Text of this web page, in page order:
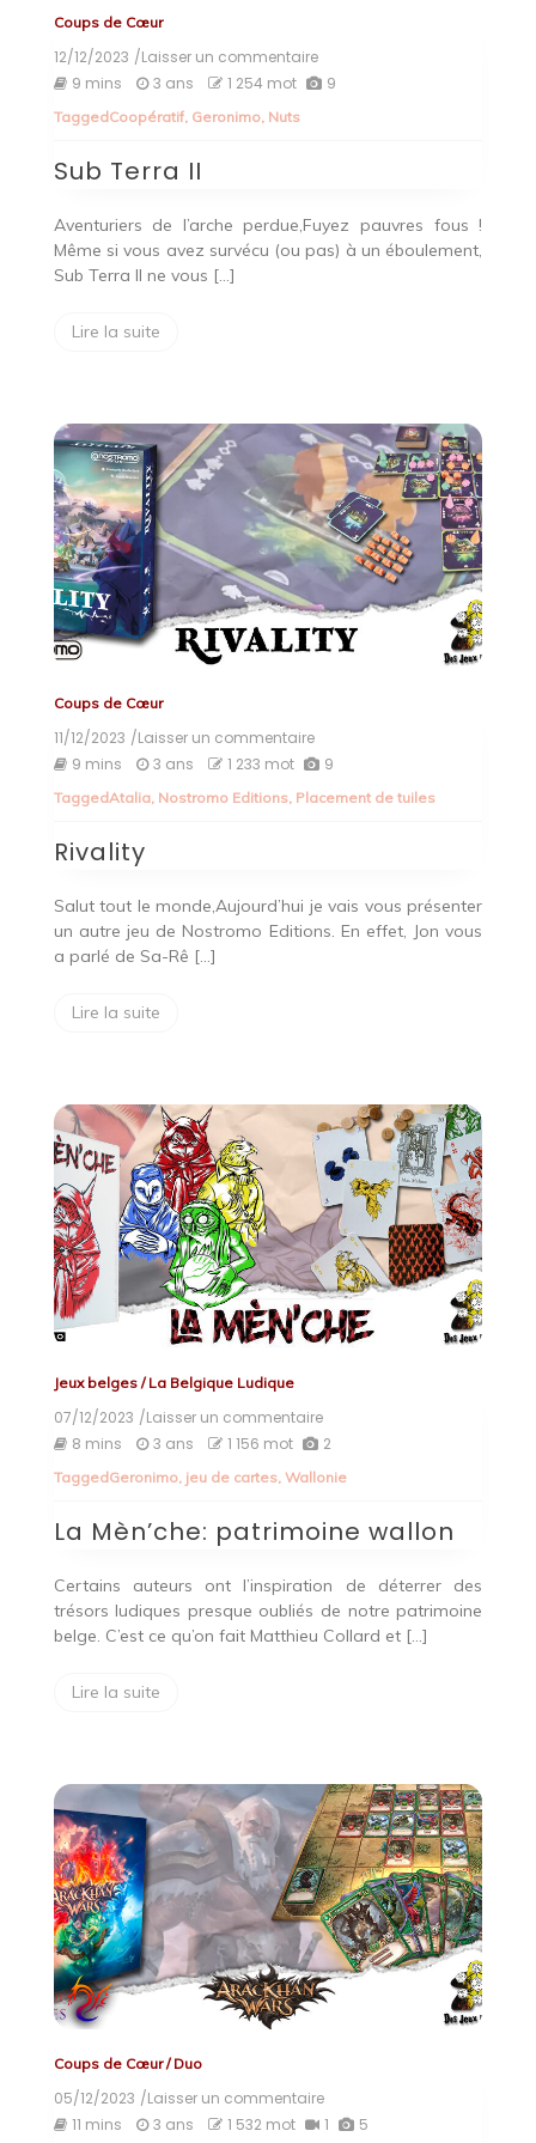
Coups de Cœur
12/12/2023 /Laisser un commentaireon
Sub
9 mins 3 ans 1 254 mot 9
TaggedCoopératif, Geronimo, Nuts
Sub Terra II
Aventuriers de l’arche perdue,Fuyez pauvres fous !
Même si vous avez survécu (ou pas) à un éboulement,
Sub Terra II ne vous […]
Lire la suite
Coups de Cœur
11/12/2023 /Laisser un commentaireon
Rivality
9 mins 3 ans 1 233 mot 9
TaggedAtalia, Nostromo Editions, Placement de tuiles
Rivality
Salut tout le monde,Aujourd’hui je vais vous présenter
un autre jeu de Nostromo Editions. En effet, Jon vous
a parlé de Sa-Rê […]
Lire la suite
Jeux belges/La Belgique Ludique
07/12/2023 /Laisser un commentaireon
La
patrimoine
8 mins 3 ans 1 156 mot 2
TaggedGeronimo, jeu de cartes, Wallonie
La Mèn’che: patrimoine wallon
Certains auteurs ont l’inspiration de déterrer des
trésors ludiques presque oubliés de notre patrimoine
belge. C’est ce qu’on fait Matthieu Collard et […]
Lire la suite
Coups de Cœur/Duo
05/12/2023 /Laisser un commentaireon
AracKhan
11 mins 3 ans 1 532 mot 1 5